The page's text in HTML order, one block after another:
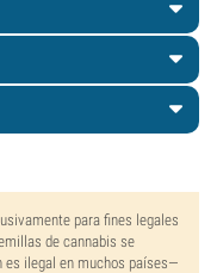
para fines legales
de cannabis se
es ilegal en muchos países—